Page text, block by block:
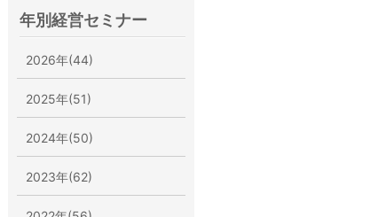
年別経営セミナー
2026年(44)
2025年(51)
2024年(50)
2023年(62)